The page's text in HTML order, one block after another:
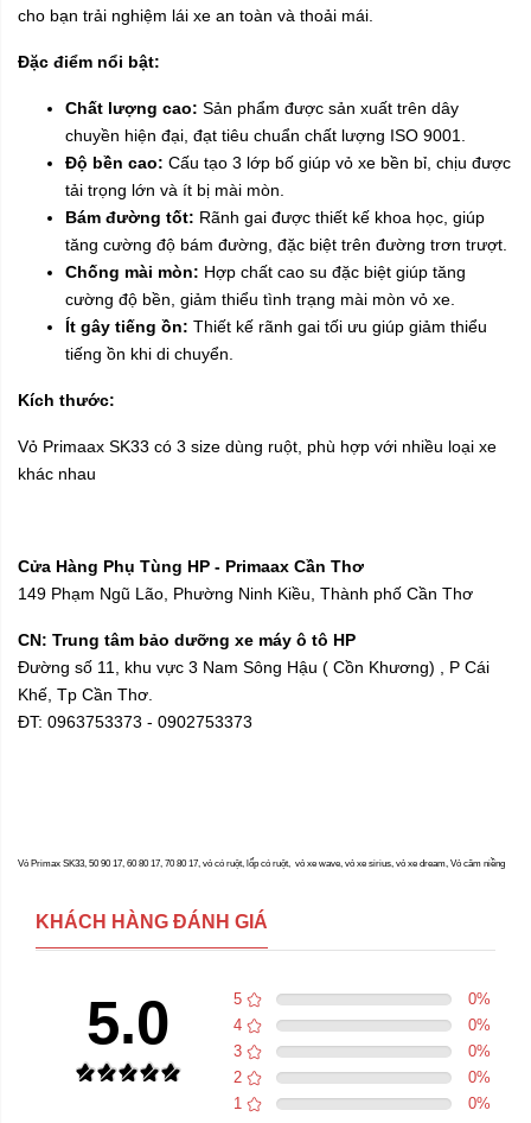
cho bạn trải nghiệm lái xe an toàn và thoải mái.
Đặc điểm nổi bật:
Chất lượng cao: Sản phẩm được sản xuất trên dây
chuyền hiện đại, đạt tiêu chuẩn chất lượng ISO 9001.
Độ bền cao: Cấu tạo 3 lớp bố giúp vỏ xe bền bỉ, chịu được
tải trọng lớn và ít bị mài mòn.
Bám đường tốt: Rãnh gai được thiết kế khoa học, giúp
tăng cường độ bám đường, đặc biệt trên đường trơn trượt.
Chống mài mòn: Hợp chất cao su đặc biệt giúp tăng
cường độ bền, giảm thiểu tình trạng mài mòn vỏ xe.
Ít gây tiếng ồn: Thiết kế rãnh gai tối ưu giúp giảm thiểu
tiếng ồn khi di chuyển.
Kích thước:
Vỏ Primaax SK33 có 3 size dùng ruột, phù hợp với nhiều loại xe
khác nhau
Cửa Hàng Phụ Tùng HP - Primaax Cần Thơ
149 Phạm Ngũ Lão, Phường Ninh Kiều, Thành phố Cần Thơ
CN: Trung tâm bảo dưỡng xe máy ô tô HP
Đường số 11, khu vực 3 Nam Sông Hậu ( Cồn Khương) , P Cái
Khế, Tp Cần Thơ.
ĐT: 0963753373 - 0902753373
Vỏ Primax SK33, 50 90 17, 60 80 17, 70 80 17, vỏ có ruột, lốp có ruột, vỏ xe wave, vỏ xe sirius, vỏ xe dream, Vỏ căm niềng
KHÁCH HÀNG ĐÁNH GIÁ
5.0 5 0%
4
0%
3
0%
2
0%
1
0%